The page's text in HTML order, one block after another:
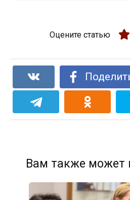
Оцените статью
Вам также может